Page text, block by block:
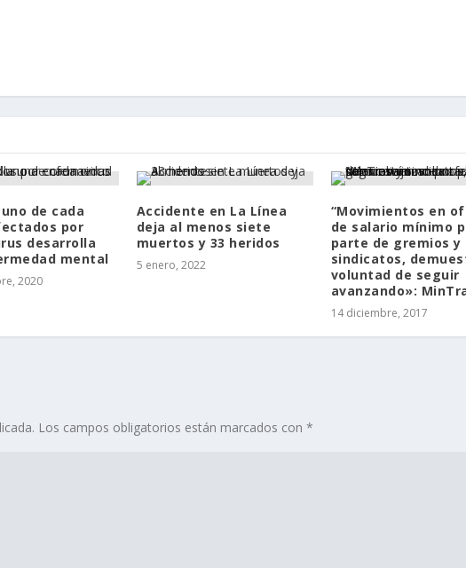
de cada
por
desarrolla
mental
2020
Accidente en La Línea
deja al menos siete
muertos y 33 heridos
5 enero, 2022
“Movimientos en
de salario mínimo
parte de gremios y
sindicatos,
voluntad de seguir
avanzando»:
14 diciembre, 2017
Los campos obligatorios están marcados con*